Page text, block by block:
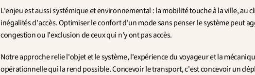
L'enjeu est aussi systémique et environnemental : la mobilité touche à la ville, au
inégalités d'accès. Optimiser le confort d'un mode sans penser le système peut
congestion ou l'exclusion de ceux qui n'y ont pas accès.
Notre approche relie l'objet et le système, l'expérience du voyageur et la
opérationnelle qui la rend possible. Concevoir le transport, c'est concevoir un